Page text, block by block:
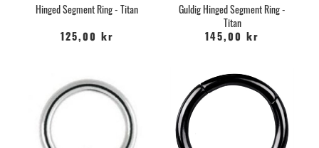
Hinged Segment Ring - Titan
125,00 kr
Guldig Hinged Segment Ring -
Titan
145,00 kr